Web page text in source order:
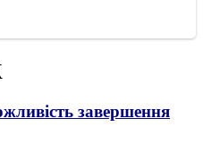
завершення